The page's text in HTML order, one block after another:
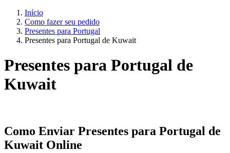
Início
Como fazer seu pedido
Presentes para Portugal
Presentes para Portugal de Kuwait
Presentes para Portugal de
Kuwait
Como Enviar Presentes para Portugal de
Kuwait Online